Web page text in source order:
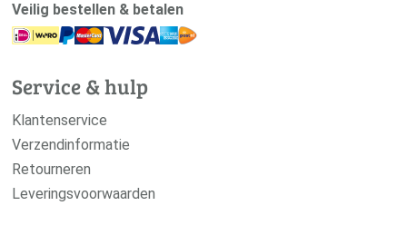
Veilig bestellen & betalen
Service & hulp
Klantenservice
Verzendinformatie
Retourneren
Leveringsvoorwaarden